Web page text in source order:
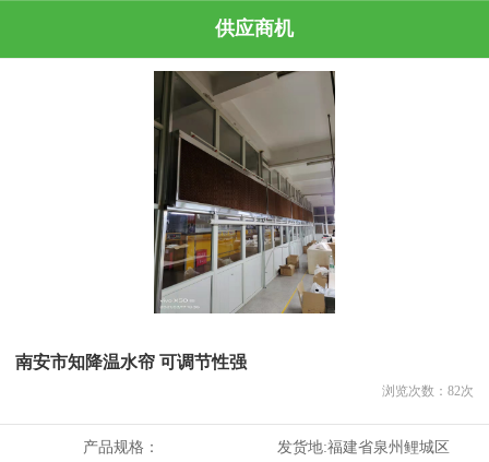
供应商机
南安市知降温水帘 可调节性强
浏览次数： 82次
产品规格： 发货地:福建省泉州鲤城区